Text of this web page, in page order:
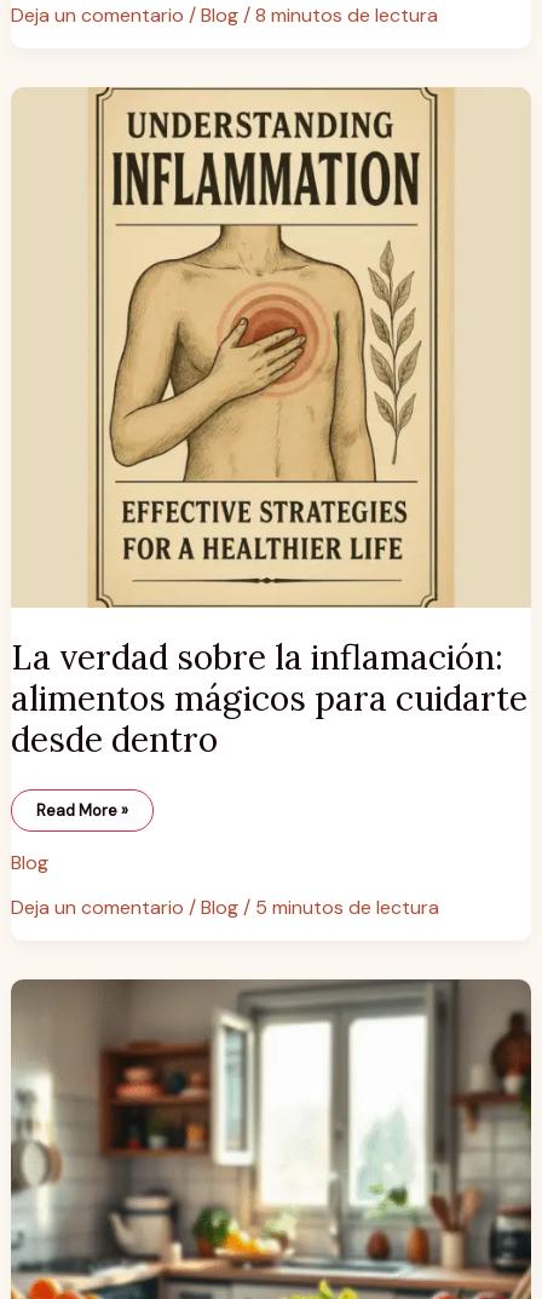
Deja un comentario /Blog/8 minutos de lectura
La verdad sobre la inflamación:
alimentos mágicos para cuidarte
desde dentro
La
inflamación:
Read More »
Blog
Deja un comentario /Blog/ 5 minutos de lectura
Reduce